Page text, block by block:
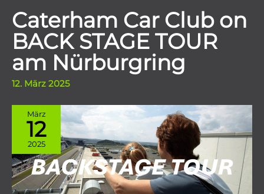
Caterham Car Club on
BACK STAGE TOUR
am Nürburgring
12. März 2025
März
12
2025